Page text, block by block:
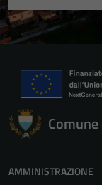
AMMINISTRAZIONE